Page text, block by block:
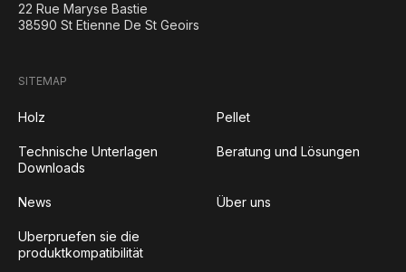
22 Rue Maryse Bastie
38590 St Etienne De St Geoirs
SITEMAP
Holz Pellet
Technische Unterlagen
Downloads
Beratung und Lösungen
News Über uns
Uberpruefen sie die
produktkompatibilität